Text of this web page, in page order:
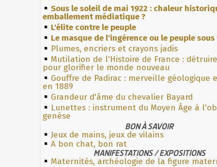
Sous le soleil de mai 1922 : chaleur
emballement médiatique ?
L'élite contre le peuple
Le masque de l'ingérence ou le peuple
Plumes, encriers et crayons jadis
Mutilation de l'Histoire de France :
pour glorifier le monde nouveau
Gouffre de Padirac : merveille géologique
en 1889
Grandeur d'âme du chevalier Bayard
Lunettes : instrument du Moyen Âge à
genèse
BON À SAVOIR
Jeux de mains, jeux de vilains
A bon chat, bon rat
MANIFESTATIONS / EXPOSITIONS
Maternités, archéologie de la figure